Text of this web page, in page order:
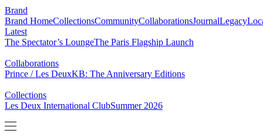
Brand
Brand HomeCollectionsCommunityCollaborationsJournalLegacy
Latest
The Spectator’s LoungeThe Paris Flagship Launch
Collaborations
Prince / Les DeuxKB: The Anniversary Editions
Collections
Les Deux International ClubSummer 2026